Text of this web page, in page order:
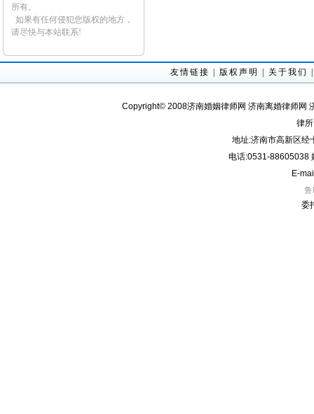
所有。
如果有任何侵犯您版权的地方，
请尽快与本站联系!
友情链接 版权声明 关于我们
Copyright© 2008济南婚姻律师网 济南离婚律师网
律
地址:济南市高新区经
电话:0531-88605038
E-
委